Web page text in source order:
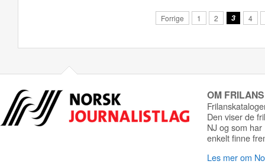
Forrige 1 2 3 4
OM
Den viser de
NJ og som
enkelt finne
Les mer om